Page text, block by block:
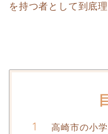
を持つ者として到底
高崎市の小